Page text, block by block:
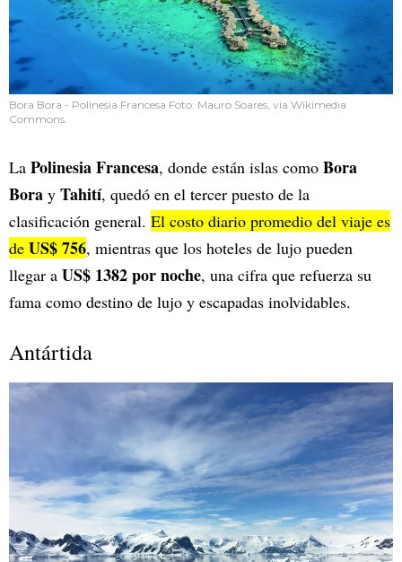
Bora Bora - Polinesia Francesa Foto: Mauro Soares, via Wikimedia
Commons.
La Polinesia Francesa, donde están islas como Bora
Bora y Tahití, quedó en el tercer puesto de la
clasificación general. El costo diario promedio del viaje es
de US$ 756, mientras que los hoteles de lujo pueden
llegar a US$ 1382 por noche, una cifra que refuerza su
fama como destino de lujo y escapadas inolvidables.
Antártida